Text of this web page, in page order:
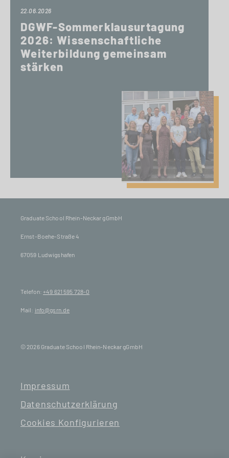
22.06.2026
DGWF-Sommerklausurtagung
2026: Wissenschaftliche
Weiterbildung gemeinsam
stärken
Graduate School Rhein-Neckar gGmbH
Ernst-Boehe-Straße 4
67059 Ludwigshafen
Telefon:+49 621 595 728-0
Mail: info@gsrn.de
© 2026 Graduate School Rhein-Neckar gGmbH
Impressum
Datenschutzerklärung
Cookies Konfigurieren